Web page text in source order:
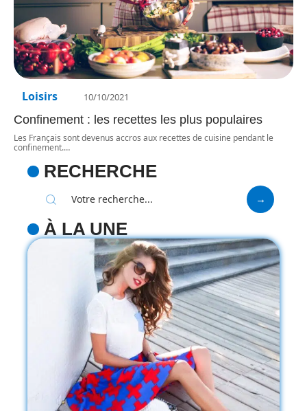
Loisirs 10/10/2021
Confinement : les recettes les plus populaires
Les Français sont devenus accros aux recettes de cuisine pendant le
confinement.…
RECHERCHE
À LA UNE